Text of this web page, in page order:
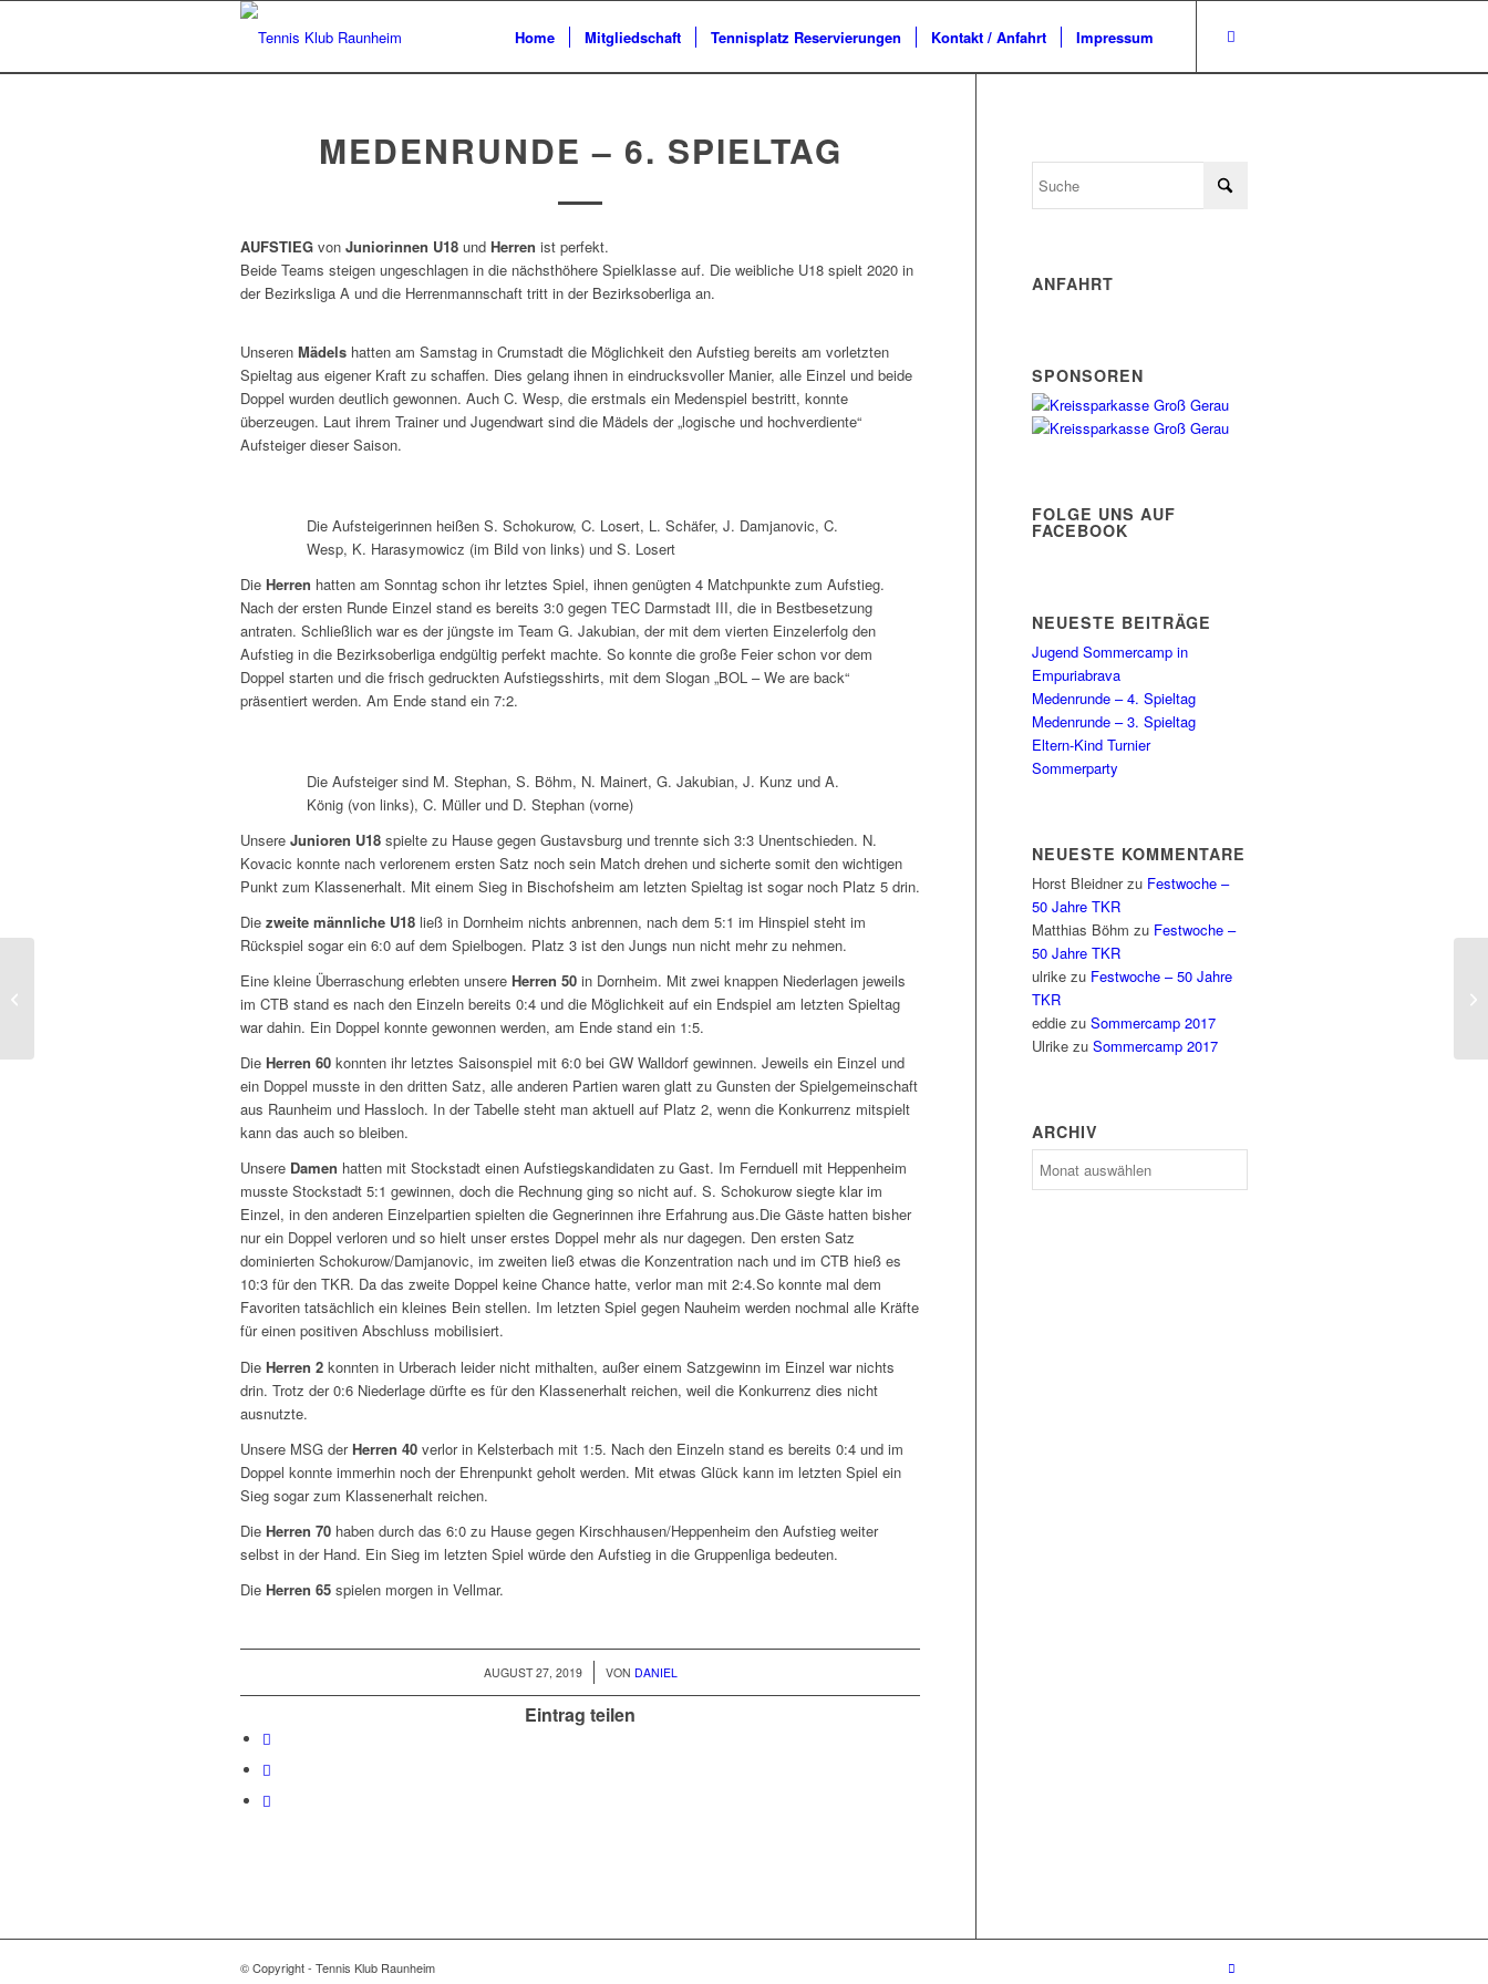
Home Mitgliedschaft Tennisplatz Reservierungen Kontakt / Anfahrt Impressum
MEDENRUNDE – 6. SPIELTAG
AUFSTIEG von Juniorinnen U18 und Herren ist perfekt.
Beide Teams steigen ungeschlagen in die nächsthöhere Spielklasse auf. Die weibliche U18 spielt 2020 in
der Bezirksliga A und die Herrenmannschaft tritt in der Bezirksoberliga an.
Unseren Mädels hatten am Samstag in Crumstadt die Möglichkeit den Aufstieg bereits am vorletzten
Spieltag aus eigener Kraft zu schaffen. Dies gelang ihnen in eindrucksvoller Manier, alle Einzel und beide
Doppel wurden deutlich gewonnen. Auch C. Wesp, die erstmals ein Medenspiel bestritt, konnte
überzeugen. Laut ihrem Trainer und Jugendwart sind die Mädels der „logische und hochverdiente“
Aufsteiger dieser Saison.
Die Aufsteigerinnen heißen S. Schokurow, C. Losert, L. Schäfer, J. Damjanovic, C.
Wesp, K. Harasymowicz (im Bild von links) und S. Losert
Die Herren hatten am Sonntag schon ihr letztes Spiel, ihnen genügten 4 Matchpunkte zum Aufstieg.
Nach der ersten Runde Einzel stand es bereits 3:0 gegen TEC Darmstadt III, die in Bestbesetzung
antraten. Schließlich war es der jüngste im Team G. Jakubian, der mit dem vierten Einzelerfolg den
Aufstieg in die Bezirksoberliga endgültig perfekt machte. So konnte die große Feier schon vor dem
Doppel starten und die frisch gedruckten Aufstiegsshirts, mit dem Slogan „BOL – We are back“
präsentiert werden. Am Ende stand ein 7:2.
Die Aufsteiger sind M. Stephan, S. Böhm, N. Mainert, G. Jakubian, J. Kunz und A.
König (von links), C. Müller und D. Stephan (vorne)
Unsere Junioren U18 spielte zu Hause gegen Gustavsburg und trennte sich 3:3 Unentschieden. N.
Kovacic konnte nach verlorenem ersten Satz noch sein Match drehen und sicherte somit den wichtigen
Punkt zum Klassenerhalt. Mit einem Sieg in Bischofsheim am letzten Spieltag ist sogar noch Platz 5 drin.
Die zweite männliche U18 ließ in Dornheim nichts anbrennen, nach dem 5:1 im Hinspiel steht im
Rückspiel sogar ein 6:0 auf dem Spielbogen. Platz 3 ist den Jungs nun nicht mehr zu nehmen.
Eine kleine Überraschung erlebten unsere Herren 50 in Dornheim. Mit zwei knappen Niederlagen jeweils
im CTB stand es nach den Einzeln bereits 0:4 und die Möglichkeit auf ein Endspiel am letzten Spieltag
war dahin. Ein Doppel konnte gewonnen werden, am Ende stand ein 1:5.
Die Herren 60 konnten ihr letztes Saisonspiel mit 6:0 bei GW Walldorf gewinnen. Jeweils ein Einzel und
ein Doppel musste in den dritten Satz, alle anderen Partien waren glatt zu Gunsten der Spielgemeinschaft
aus Raunheim und Hassloch. In der Tabelle steht man aktuell auf Platz 2, wenn die Konkurrenz mitspielt
kann das auch so bleiben.
Unsere Damen hatten mit Stockstadt einen Aufstiegskandidaten zu Gast. Im Fernduell mit Heppenheim
musste Stockstadt 5:1 gewinnen, doch die Rechnung ging so nicht auf. S. Schokurow siegte klar im
Einzel, in den anderen Einzelpartien spielten die Gegnerinnen ihre Erfahrung aus.Die Gäste hatten bisher
nur ein Doppel verloren und so hielt unser erstes Doppel mehr als nur dagegen. Den ersten Satz
dominierten Schokurow/Damjanovic, im zweiten ließ etwas die Konzentration nach und im CTB hieß es
10:3 für den TKR. Da das zweite Doppel keine Chance hatte, verlor man mit 2:4.So konnte mal dem
Favoriten tatsächlich ein kleines Bein stellen. Im letzten Spiel gegen Nauheim werden nochmal alle Kräfte
für einen positiven Abschluss mobilisiert.
Die Herren 2 konnten in Urberach leider nicht mithalten, außer einem Satzgewinn im Einzel war nichts
drin. Trotz der 0:6 Niederlage dürfte es für den Klassenerhalt reichen, weil die Konkurrenz dies nicht
ausnutzte.
Unsere MSG der Herren 40 verlor in Kelsterbach mit 1:5. Nach den Einzeln stand es bereits 0:4 und im
Doppel konnte immerhin noch der Ehrenpunkt geholt werden. Mit etwas Glück kann im letzten Spiel ein
Sieg sogar zum Klassenerhalt reichen.
Die Herren 70 haben durch das 6:0 zu Hause gegen Kirschhausen/Heppenheim den Aufstieg weiter
selbst in der Hand. Ein Sieg im letzten Spiel würde den Aufstieg in die Gruppenliga bedeuten.
Die Herren 65 spielen morgen in Vellmar.
AUGUST 27, 2019
/ VON DANIEL
Eintrag teilen
ANFAHRT
SPONSOREN
FOLGE UNS AUF
FACEBOOK
NEUESTE BEITRÄGE
Jugend Sommercamp in
Empuriabrava
Medenrunde – 4. Spieltag
Medenrunde – 3. Spieltag
Eltern-Kind Turnier
Sommerparty
NEUESTE KOMMENTARE
Horst Bleidnerzu Festwoche –
50 Jahre TKR
Matthias Böhm zu Festwoche –
50 Jahre TKR
ulrike zu Festwoche – 50 Jahre
TKR
eddie zuSommercamp 2017
Ulrike zuSommercamp 2017
ARCHIV
© Copyright - Tennis Klub Raunheim